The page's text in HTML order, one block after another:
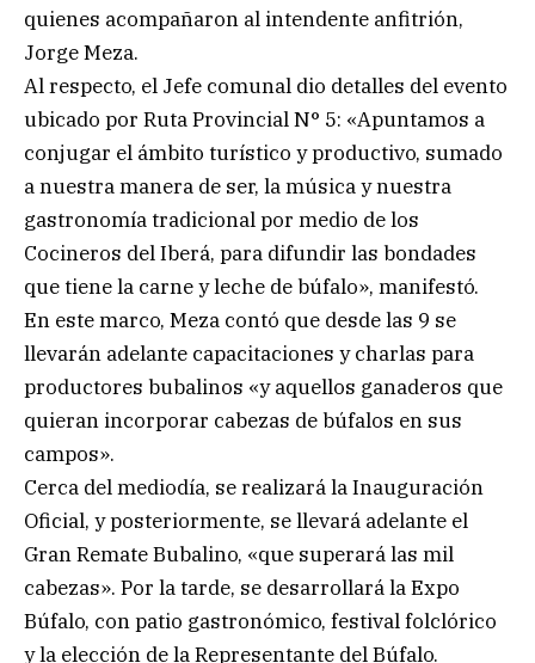
quienes acompañaron al intendente anfitrión,
Jorge Meza.
Al respecto, el Jefe comunal dio detalles del evento
ubicado por Ruta Provincial N° 5: «Apuntamos a
conjugar el ámbito turístico y productivo, sumado
a nuestra manera de ser, la música y nuestra
gastronomía tradicional por medio de los
Cocineros del Iberá, para difundir las bondades
que tiene la carne y leche de búfalo», manifestó.
En este marco, Meza contó que desde las 9 se
llevarán adelante capacitaciones y charlas para
productores bubalinos «y aquellos ganaderos que
quieran incorporar cabezas de búfalos en sus
campos».
Cerca del mediodía, se realizará la Inauguración
Oficial, y posteriormente, se llevará adelante el
Gran Remate Bubalino, «que superará las mil
cabezas». Por la tarde, se desarrollará la Expo
Búfalo, con patio gastronómico, festival folclórico
y la elección de la Representante del Búfalo.